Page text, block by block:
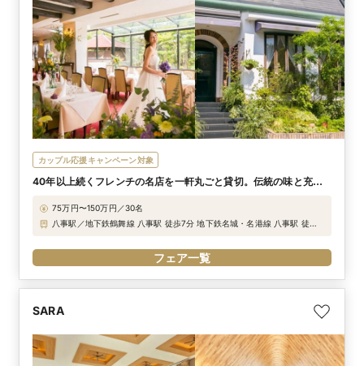
カップル応援キャンペーン対象
40年以上続くフレンチの名店を一軒丸ごと貸切。伝統の味と充実
75万円〜150万円／30名
八事駅／地下鉄鶴舞線 八事駅 徒歩7分 地下鉄名城・名港線 八事駅 徒歩7
フェア一覧
SARA